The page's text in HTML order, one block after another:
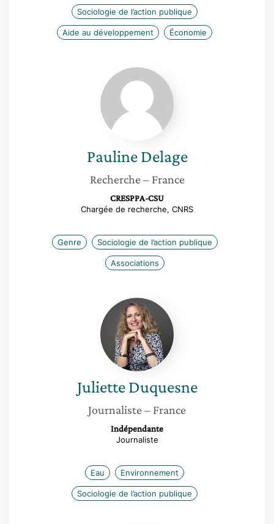
Sociologie de l’action publique
Aide au développement Économie
Pauline
Delage
Pauline Delage
Recherche – France
CRESPPA-CSU
Chargée de recherche, CNRS
Genre Sociologie de l’action publique
Associations
Juliette
Duquesne
Juliette Duquesne
Journaliste – France
Indépendante
Journaliste
Eau Environnement
Sociologie de l’action publique